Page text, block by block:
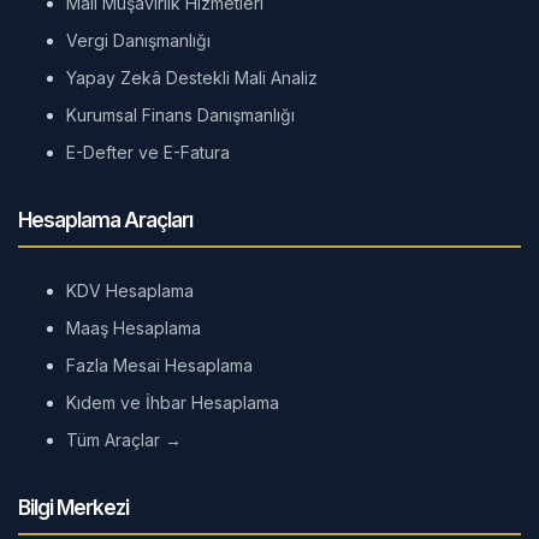
Vergi Danışmanlığı
Yapay Zekâ Destekli Mali Analiz
Kurumsal Finans Danışmanlığı
E-Defter ve E-Fatura
Hesaplama Araçları
KDV Hesaplama
Maaş Hesaplama
Fazla Mesai Hesaplama
Kıdem ve İhbar Hesaplama
Tüm Araçlar →
Bilgi Merkezi